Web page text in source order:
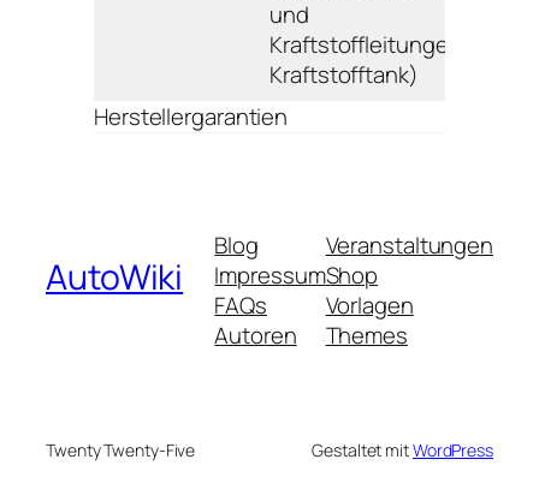
und
Kraftstoffleitungen,
Kraftstofftank)
Herstellergarantien
AutoWiki
Blog
Impressum
FAQs
Autoren
Veranstaltungen
Shop
Vorlagen
Themes
Twenty Twenty-Five Gestaltet mitWordPress